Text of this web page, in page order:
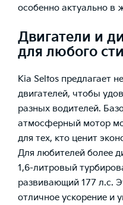
особенно актуально в
Двигатели и
для любого
Kia Seltos предлагает
двигателей, чтобы
разных водителей.
атмосферный мотор
для тех, кто ценит
Для любителей более
1,6-литровый
развивающий 177 л.с.
отличное ускорение и